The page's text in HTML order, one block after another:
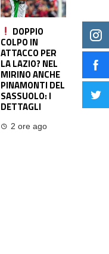
DOPPIO
COLPO IN
ATTACCO PER
LA LAZIO? NEL
MIRINO ANCHE
PINAMONTI DEL
SASSUOLO: I
DETTAGLI
2 ore ago